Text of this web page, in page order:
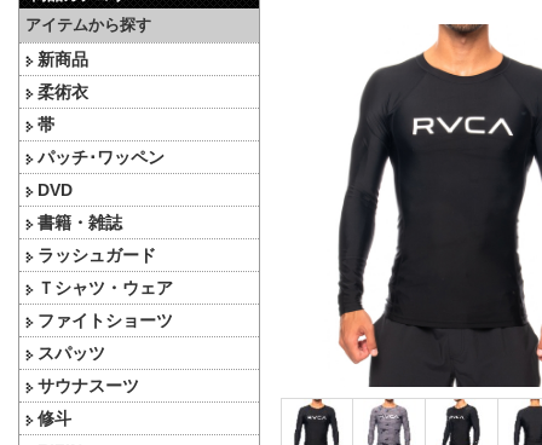
アイテムから探す
新商品
柔術衣
帯
パッチ･ワッペン
DVD
書籍・雑誌
ラッシュガード
Ｔシャツ・ウェア
ファイトショーツ
スパッツ
サウナスーツ
修斗